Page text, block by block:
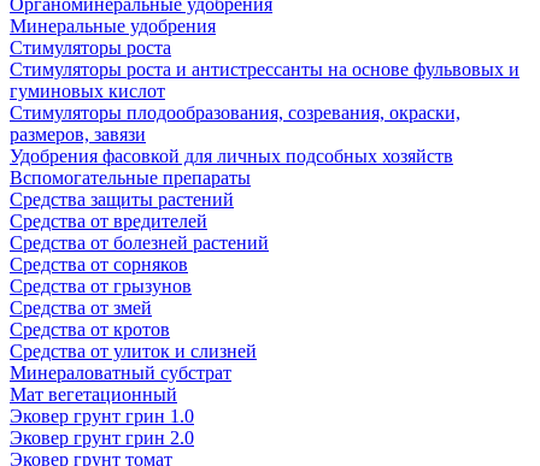
Органоминеральные удобрения
Минеральные удобрения
Стимуляторы роста
Стимуляторы роста и антистрессанты на основе фульвовых и
гуминовых кислот
Стимуляторы плодообразования, созревания, окраски,
размеров, завязи
Удобрения фасовкой для личных подсобных хозяйств
Вспомогательные препараты
Средства защиты растений
Средства от вредителей
Средства от болезней растений
Средства от сорняков
Средства от грызунов
Средства от змей
Средства от кротов
Средства от улиток и слизней
Минераловатный субстрат
Мат вегетационный
Эковер грунт грин 1.0
Эковер грунт грин 2.0
Эковер грунт томат